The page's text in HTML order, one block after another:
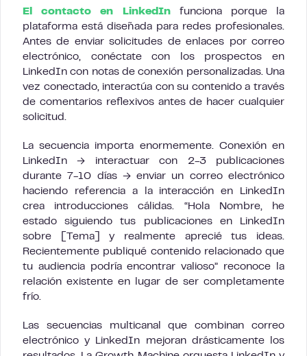
El contacto en LinkedInfunciona porque la
plataforma está diseñada para redes profesionales.
Antes de enviar solicitudes de enlaces por correo
electrónico, conéctate con los prospectos en
LinkedIn con notas de conexión personalizadas. Una
vez conectado, interactúa con su contenido a través
de comentarios reflexivos antes de hacer cualquier
solicitud.
La secuencia importa enormemente. Conexión en
LinkedIn → interactuar con 2-3 publicaciones
durante 7-10 días → enviar un correo electrónico
haciendo referencia a la interacción en LinkedIn
crea introducciones cálidas. “Hola Nombre, he
estado siguiendo tus publicaciones en LinkedIn
sobre [Tema] y realmente aprecié tus ideas.
Recientemente publiqué contenido relacionado que
tu audiencia podría encontrar valioso” reconoce la
relación existente en lugar de ser completamente
frío.
Las secuencias multicanal que combinan correo
electrónico y LinkedIn mejoran drásticamente los